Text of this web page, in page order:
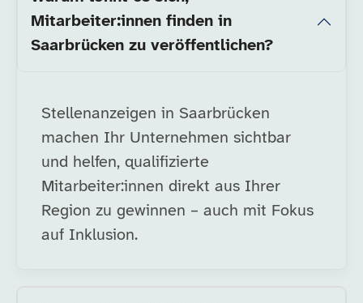
Mitarbeiter:innen finden in
Saarbrücken zu veröffentlichen?
Stellenanzeigen in Saarbrücken
machen Ihr Unternehmen sichtbar
und helfen, qualifizierte
Mitarbeiter:innen direkt aus Ihrer
Region zu gewinnen – auch mit Fokus
auf Inklusion.